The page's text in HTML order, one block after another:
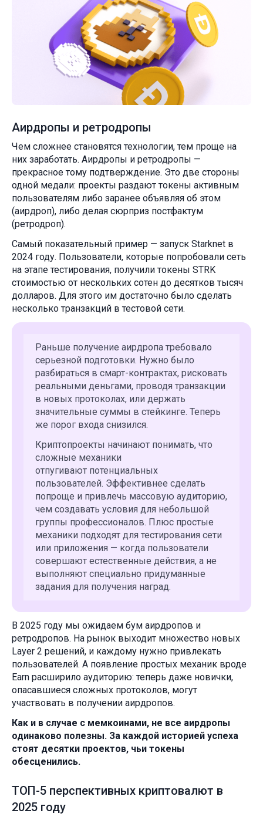
Аирдропы и ретродропы
Чем сложнее становятся технологии, тем проще на
них заработать. Аирдропы и ретродропы —
прекрасное тому подтверждение. Это две стороны
одной медали: проекты раздают токены активным
пользователям либо заранее объявляя об этом
(аирдроп), либо делая сюрприз постфактум
(ретродроп).
Самый показательный пример — запуск Starknet в
2024 году. Пользователи, которые попробовали сеть
на этапе тестирования, получили токены STRK
стоимостью от нескольких сотен до десятков тысяч
долларов. Для этого им достаточно было сделать
несколько транзакций в тестовой сети.
Раньше получение аирдропа требовало
серьезной подготовки. Нужно было
разбираться в смарт-контрактах, рисковать
реальными деньгами, проводя транзакции
в новых протоколах, или держать
значительные суммы в стейкинге. Теперь
же порог входа снизился.
Криптопроекты начинают понимать, что
сложные механики
отпугивают потенциальных
пользователей. Эффективнее сделать
попроще и привлечь массовую аудиторию,
чем создавать условия для небольшой
группы профессионалов. Плюс простые
механики подходят для тестирования сети
или приложения — когда пользователи
совершают естественные действия, а не
выполняют специально придуманные
задания для получения наград.
В 2025 году мы ожидаем бум аирдропов и
ретродропов. На рынок выходит множество новых
Layer 2 решений, и каждому нужно привлекать
пользователей. А появление простых механик вроде
Earn расширило аудиторию: теперь даже новички,
опасавшиеся сложных протоколов, могут
участвовать в получении аирдропов.
Как и в случае с мемкоинами, не все аирдропы
одинаково полезны. За каждой историей успеха
стоят десятки проектов, чьи токены
обесценились.
ТОП-5 перспективных криптовалют в
2025 году